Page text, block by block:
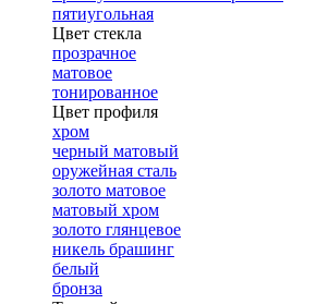
пятиугольная
Цвет стекла
прозрачное
матовое
тонированное
Цвет профиля
хром
черный матовый
оружейная сталь
золото матовое
матовый хром
золото глянцевое
никель брашинг
белый
бронза